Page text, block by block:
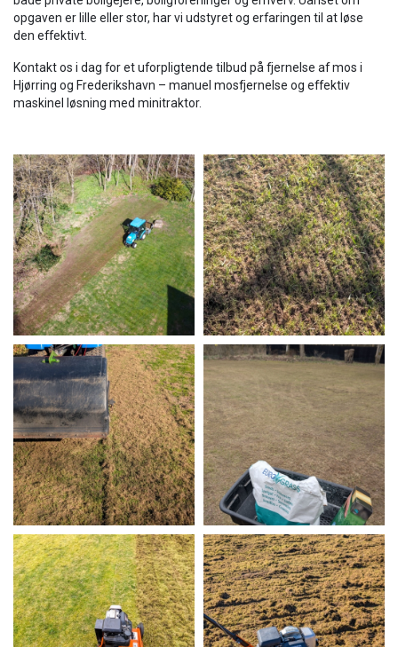
opgaven er lille eller stor, har vi udstyret og erfaringen til at løse
den effektivt.
Kontakt os i dag for et uforpligtende tilbud på fjernelse af mos i
Hjørring og Frederikshavn – manuel mosfjernelse og effektiv
maskinel løsning med minitraktor.